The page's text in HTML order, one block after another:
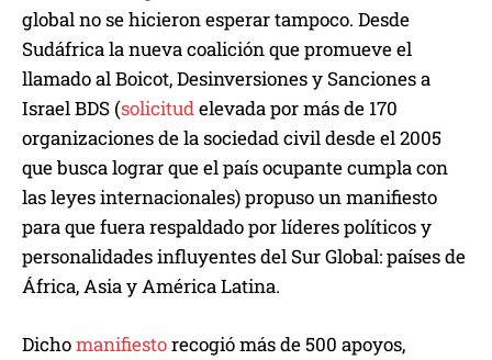
global no se hicieron esperar tampoco. Desde
Sudáfrica la nueva coalición que promueve el
llamado al Boicot, Desinversiones y Sanciones a
Israel BDS (solicitudelevada por más de 170
organizaciones de la sociedad civil desde el 2005
que busca lograr que el país ocupante cumpla con
las leyes internacionales) propuso un manifiesto
para que fuera respaldado por líderes políticos y
personalidades influyentes del Sur Global: países de
África, Asia y América Latina.
Dichomanifiestorecogió más de 500 apoyos,